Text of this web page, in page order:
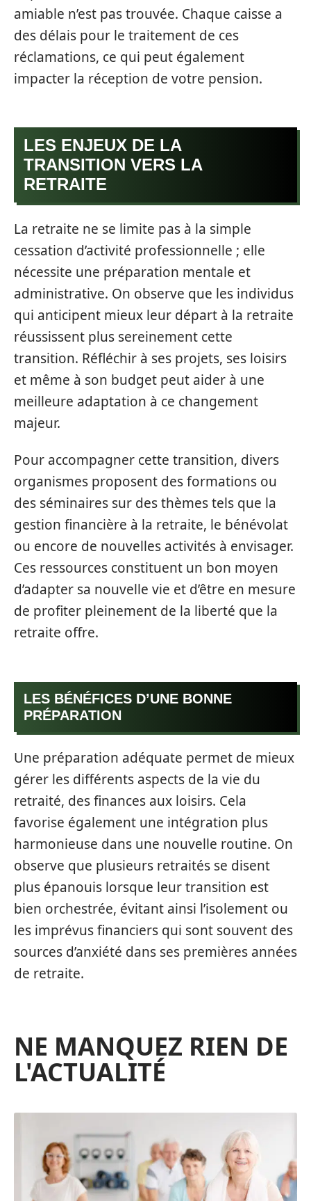
amiable n’est pas trouvée. Chaque caisse a
des délais pour le traitement de ces
réclamations, ce qui peut également
impacter la réception de votre pension.
LES ENJEUX DE LA
TRANSITION VERS LA
RETRAITE
La retraite ne se limite pas à la simple
cessation d’activité professionnelle ; elle
nécessite une préparation mentale et
administrative. On observe que les individus
qui anticipent mieux leur départ à la retraite
réussissent plus sereinement cette
transition. Réfléchir à ses projets, ses loisirs
et même à son budget peut aider à une
meilleure adaptation à ce changement
majeur.
Pour accompagner cette transition, divers
organismes proposent des formations ou
des séminaires sur des thèmes tels que la
gestion financière à la retraite, le bénévolat
ou encore de nouvelles activités à envisager.
Ces ressources constituent un bon moyen
d’adapter sa nouvelle vie et d’être en mesure
de profiter pleinement de la liberté que la
retraite offre.
LES BÉNÉFICES D’UNE BONNE
PRÉPARATION
Une préparation adéquate permet de mieux
gérer les différents aspects de la vie du
retraité, des finances aux loisirs. Cela
favorise également une intégration plus
harmonieuse dans une nouvelle routine. On
observe que plusieurs retraités se disent
plus épanouis lorsque leur transition est
bien orchestrée, évitant ainsi l’isolement ou
les imprévus financiers qui sont souvent des
sources d’anxiété dans ses premières années
de retraite.
NE MANQUEZ RIEN DE
L'ACTUALITÉ